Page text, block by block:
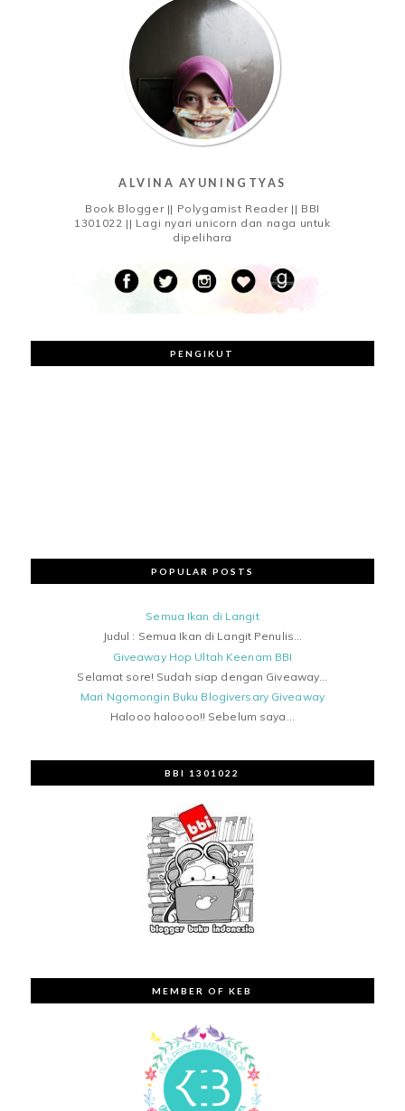
ALVINA AYUNINGTYAS
Book Blogger || Polygamist Reader || BBI
1301022 || Lagi nyari unicorn dan naga untuk
dipelihara
PENGIKUT
POPULAR POSTS
Semua Ikan di Langit
Judul : Semua Ikan di Langit Penulis...
Giveaway Hop Ultah Keenam BBI
Selamat sore! Sudah siap dengan Giveaway...
Mari Ngomongin Buku Blogiversary Giveaway
Halooo haloooo!! Sebelum saya...
BBI 1301022
MEMBER OF KEB